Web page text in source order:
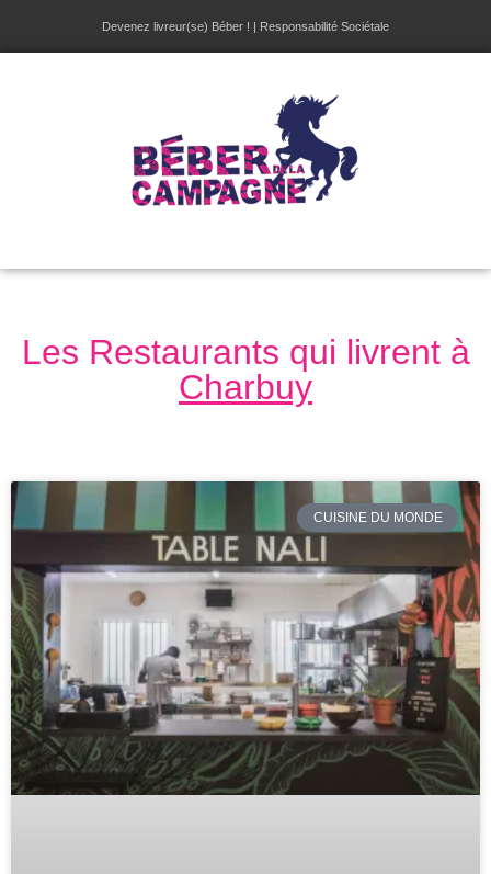
Devenez livreur(se) Béber ! | Responsabilité Sociétale
Les Restaurants qui livrent à
Charbuy
CUISINE DU MONDE